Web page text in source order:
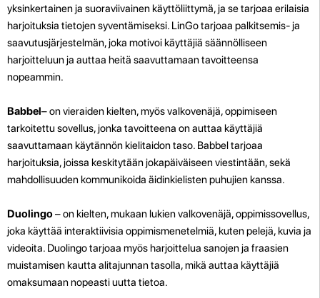
yksinkertainen ja suoraviivainen käyttöliittymä, ja se tarjoaa erilaisia
harjoituksia tietojen syventämiseksi. LinGo tarjoaa palkitsemis- ja
saavutusjärjestelmän, joka motivoi käyttäjiä säännölliseen
harjoitteluun ja auttaa heitä saavuttamaan tavoitteensa
nopeammin.
Babbel– on vieraiden kielten, myös valkovenäjä, oppimiseen
tarkoitettu sovellus, jonka tavoitteena on auttaa käyttäjiä
saavuttamaan käytännön kielitaidon taso. Babbel tarjoaa
harjoituksia, joissa keskitytään jokapäiväiseen viestintään, sekä
mahdollisuuden kommunikoida äidinkielisten puhujien kanssa.
Duolingo– on kielten, mukaan lukien valkovenäjä, oppimissovellus,
joka käyttää interaktiivisia oppimismenetelmiä, kuten pelejä, kuvia ja
videoita. Duolingo tarjoaa myös harjoittelua sanojen ja fraasien
muistamisen kautta alitajunnan tasolla, mikä auttaa käyttäjiä
omaksumaan nopeasti uutta tietoa.